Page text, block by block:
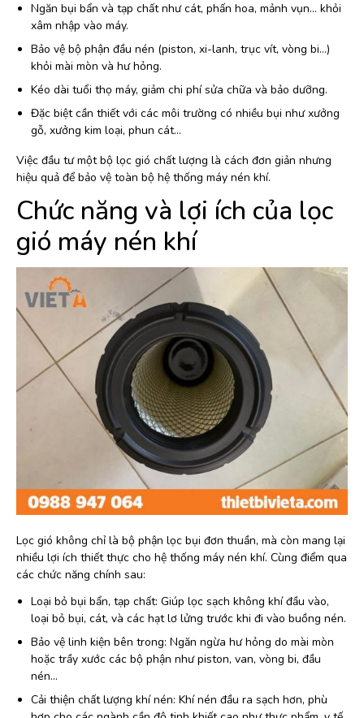
Ngăn bụi bẩn và tạp chất như cát, phấn hoa, mảnh vụn… khỏi
xâm nhập vào máy.
Bảo vệ bộ phận đầu nén (piston, xi-lanh, trục vít, vòng bi…)
khỏi mài mòn và hư hỏng.
Kéo dài tuổi thọ máy, giảm chi phí sửa chữa và bảo dưỡng.
Đặc biệt cần thiết với các môi trường có nhiều bụi như xưởng
gỗ, xưởng kim loại, phun cát…
Việc đầu tư một bộ lọc gió chất lượng là cách đơn giản nhưng
hiệu quả để bảo vệ toàn bộ hệ thống máy nén khí.
Chức năng và lợi ích của lọc
gió máy nén khí
Lọc gió không chỉ là bộ phận lọc bụi đơn thuần, mà còn mang lại
nhiều lợi ích thiết thực cho hệ thống máy nén khí. Cùng điểm qua
các chức năng chính sau:
Loại bỏ bụi bẩn, tạp chất: Giúp lọc sạch không khí đầu vào,
loại bỏ bụi, cát, và các hạt lơ lửng trước khi đi vào buồng nén.
Bảo vệ linh kiện bên trong: Ngăn ngừa hư hỏng do mài mòn
hoặc trầy xước các bộ phận như piston, van, vòng bi, đầu
nén…
Cải thiện chất lượng khí nén: Khí nén đầu ra sạch hơn, phù